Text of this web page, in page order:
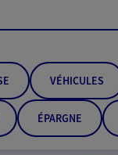
VÉHICULES
ÉPARGNE